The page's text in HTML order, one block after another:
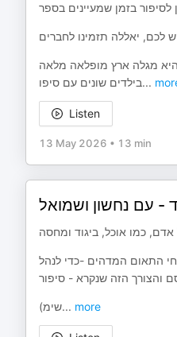
מגלה ארץ מופלאה מלאה
בילדים שונים עם סיפו...
Listen
13 May 2026 • 13 min
התאום המדהים -כדי לנהל
(שימ... more